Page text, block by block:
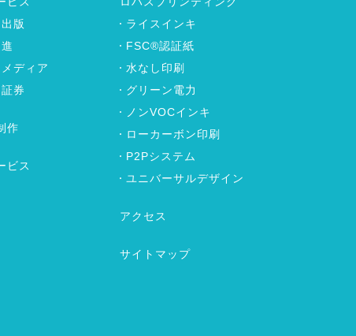
版
ディア
券
作
ビス
ライスインキ
FSC®認証紙
水なし印刷
グリーン電力
ノンVOCインキ
ローカーボン印刷
P2Pシステム
ユニバーサルデザイン
アクセス
サイトマップ